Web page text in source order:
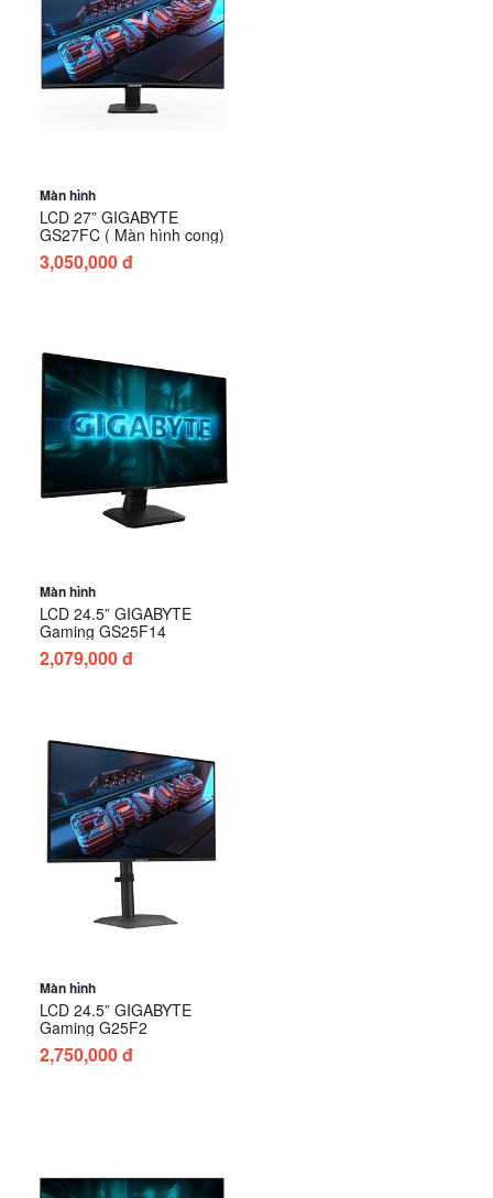
Màn hình
LCD 27” GIGABYTE
GS27FC ( Màn hình cong)
3,050,000 đ
Màn hình
LCD 24.5” GIGABYTE
Gaming GS25F14
2,079,000 đ
Màn hình
LCD 24.5” GIGABYTE
Gaming G25F2
2,750,000 đ